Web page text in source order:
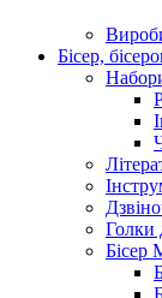
Бісер,
Голки
Бісер